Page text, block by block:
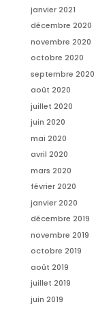
janvier 2021
décembre 2020
novembre 2020
octobre 2020
septembre 2020
août 2020
juillet 2020
juin 2020
mai 2020
avril 2020
mars 2020
février 2020
janvier 2020
décembre 2019
novembre 2019
octobre 2019
août 2019
juillet 2019
juin 2019